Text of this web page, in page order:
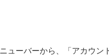
ューバーから、「アカウン